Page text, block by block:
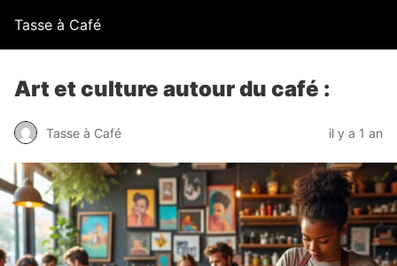
Tasse à Café
Art et culture autour du café :
Tasse à Café il y a 1 an